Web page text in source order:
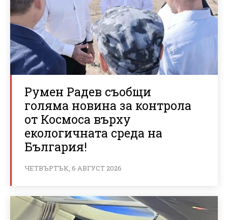
Румен Радев съобщи
голяма новина за контрола
от Космоса върху
екологичната среда на
България!
ЧЕТВЪРТЪК, 6 АВГУСТ 2026